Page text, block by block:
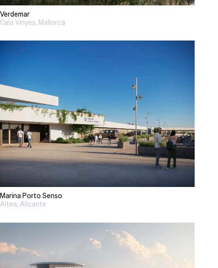
Verdemar
Cala Vinyes, Mallorca
Marina Porto Senso
Altea, Alicante